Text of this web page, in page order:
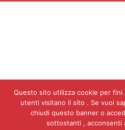
ÖSTBERG GROUP AB
Box 54, SE-
Questo sito utilizza cookie per
utenti visitano il sito . Se vuoi
chiudi questo banner o
sottostanti , acconsenti